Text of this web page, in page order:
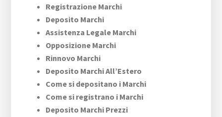
Registrazione Marchi
Deposito Marchi
Assistenza Legale Marchi
Opposizione Marchi
Rinnovo Marchi
Deposito Marchi All’Estero
Come si depositano i Marchi
Come si registrano i Marchi
Deposito Marchi Prezzi